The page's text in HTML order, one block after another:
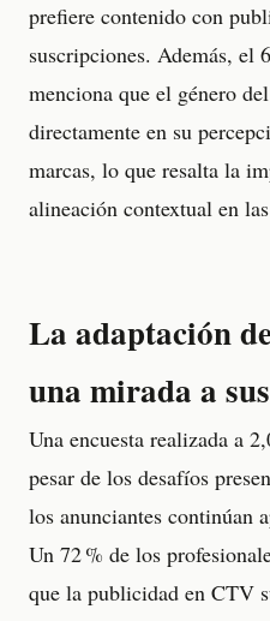
prefiere contenido con
suscripciones. Además, el
menciona que el género
directamente en su
marcas, lo que resalta la
alineación contextual en
La adaptación
una mirada a
Una encuesta realizada a
pesar de los desafíos
los anunciantes continúan
Un 72 % de los
que la publicidad en CTV